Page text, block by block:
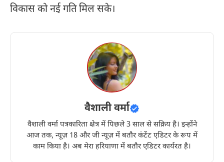
विकास को नई गति मिल सके।
वैशाली वर्मा
वैशाली वर्मा पत्रकारिता क्षेत्र में पिछले 3 साल से सक्रिय है। इन्होंने
आज तक, न्यूज़ 18 और जी न्यूज़ में बतौर कंटेंट एडिटर के रूप में
काम किया है। अब मेरा हरियाणा में बतौर एडिटर कार्यरत है।